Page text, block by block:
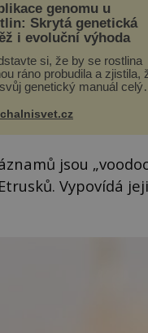
genomu u
Skrytá genetická
i evoluční výhoda
si, že by se rostlina
ráno probudila a zjistila,
genetický manuál celý
stane – a podle nového
jsou
Vypovídá